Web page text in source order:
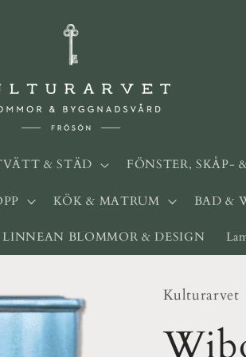
& STÄD FÖNSTER, SKÅP-
KÖK & MATRUM BAD &
LINNEAN BLOMMOR & DESIGN
Kulturarvet